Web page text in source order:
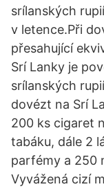
srílanských
v letence.Při
přesahující
Srí Lanky je
srílanských
dovézt na Srí
200 ks cigaret
tabáku, dále 2
parfémy a 250
Vyvážená cizí